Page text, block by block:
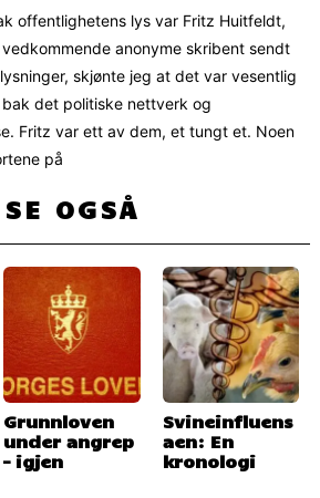
offentlighetens lys var Fritz Huitfeldt,
anonyme skribent sendt
skjønte jeg at det var vesentlig
det politiske nettverk og
Fritz var ett av dem, et tungt et. Noen
på
SE OGSÅ
Grunnloven
under angrep
– igjen
Svineinfluens
aen: En
kronologi